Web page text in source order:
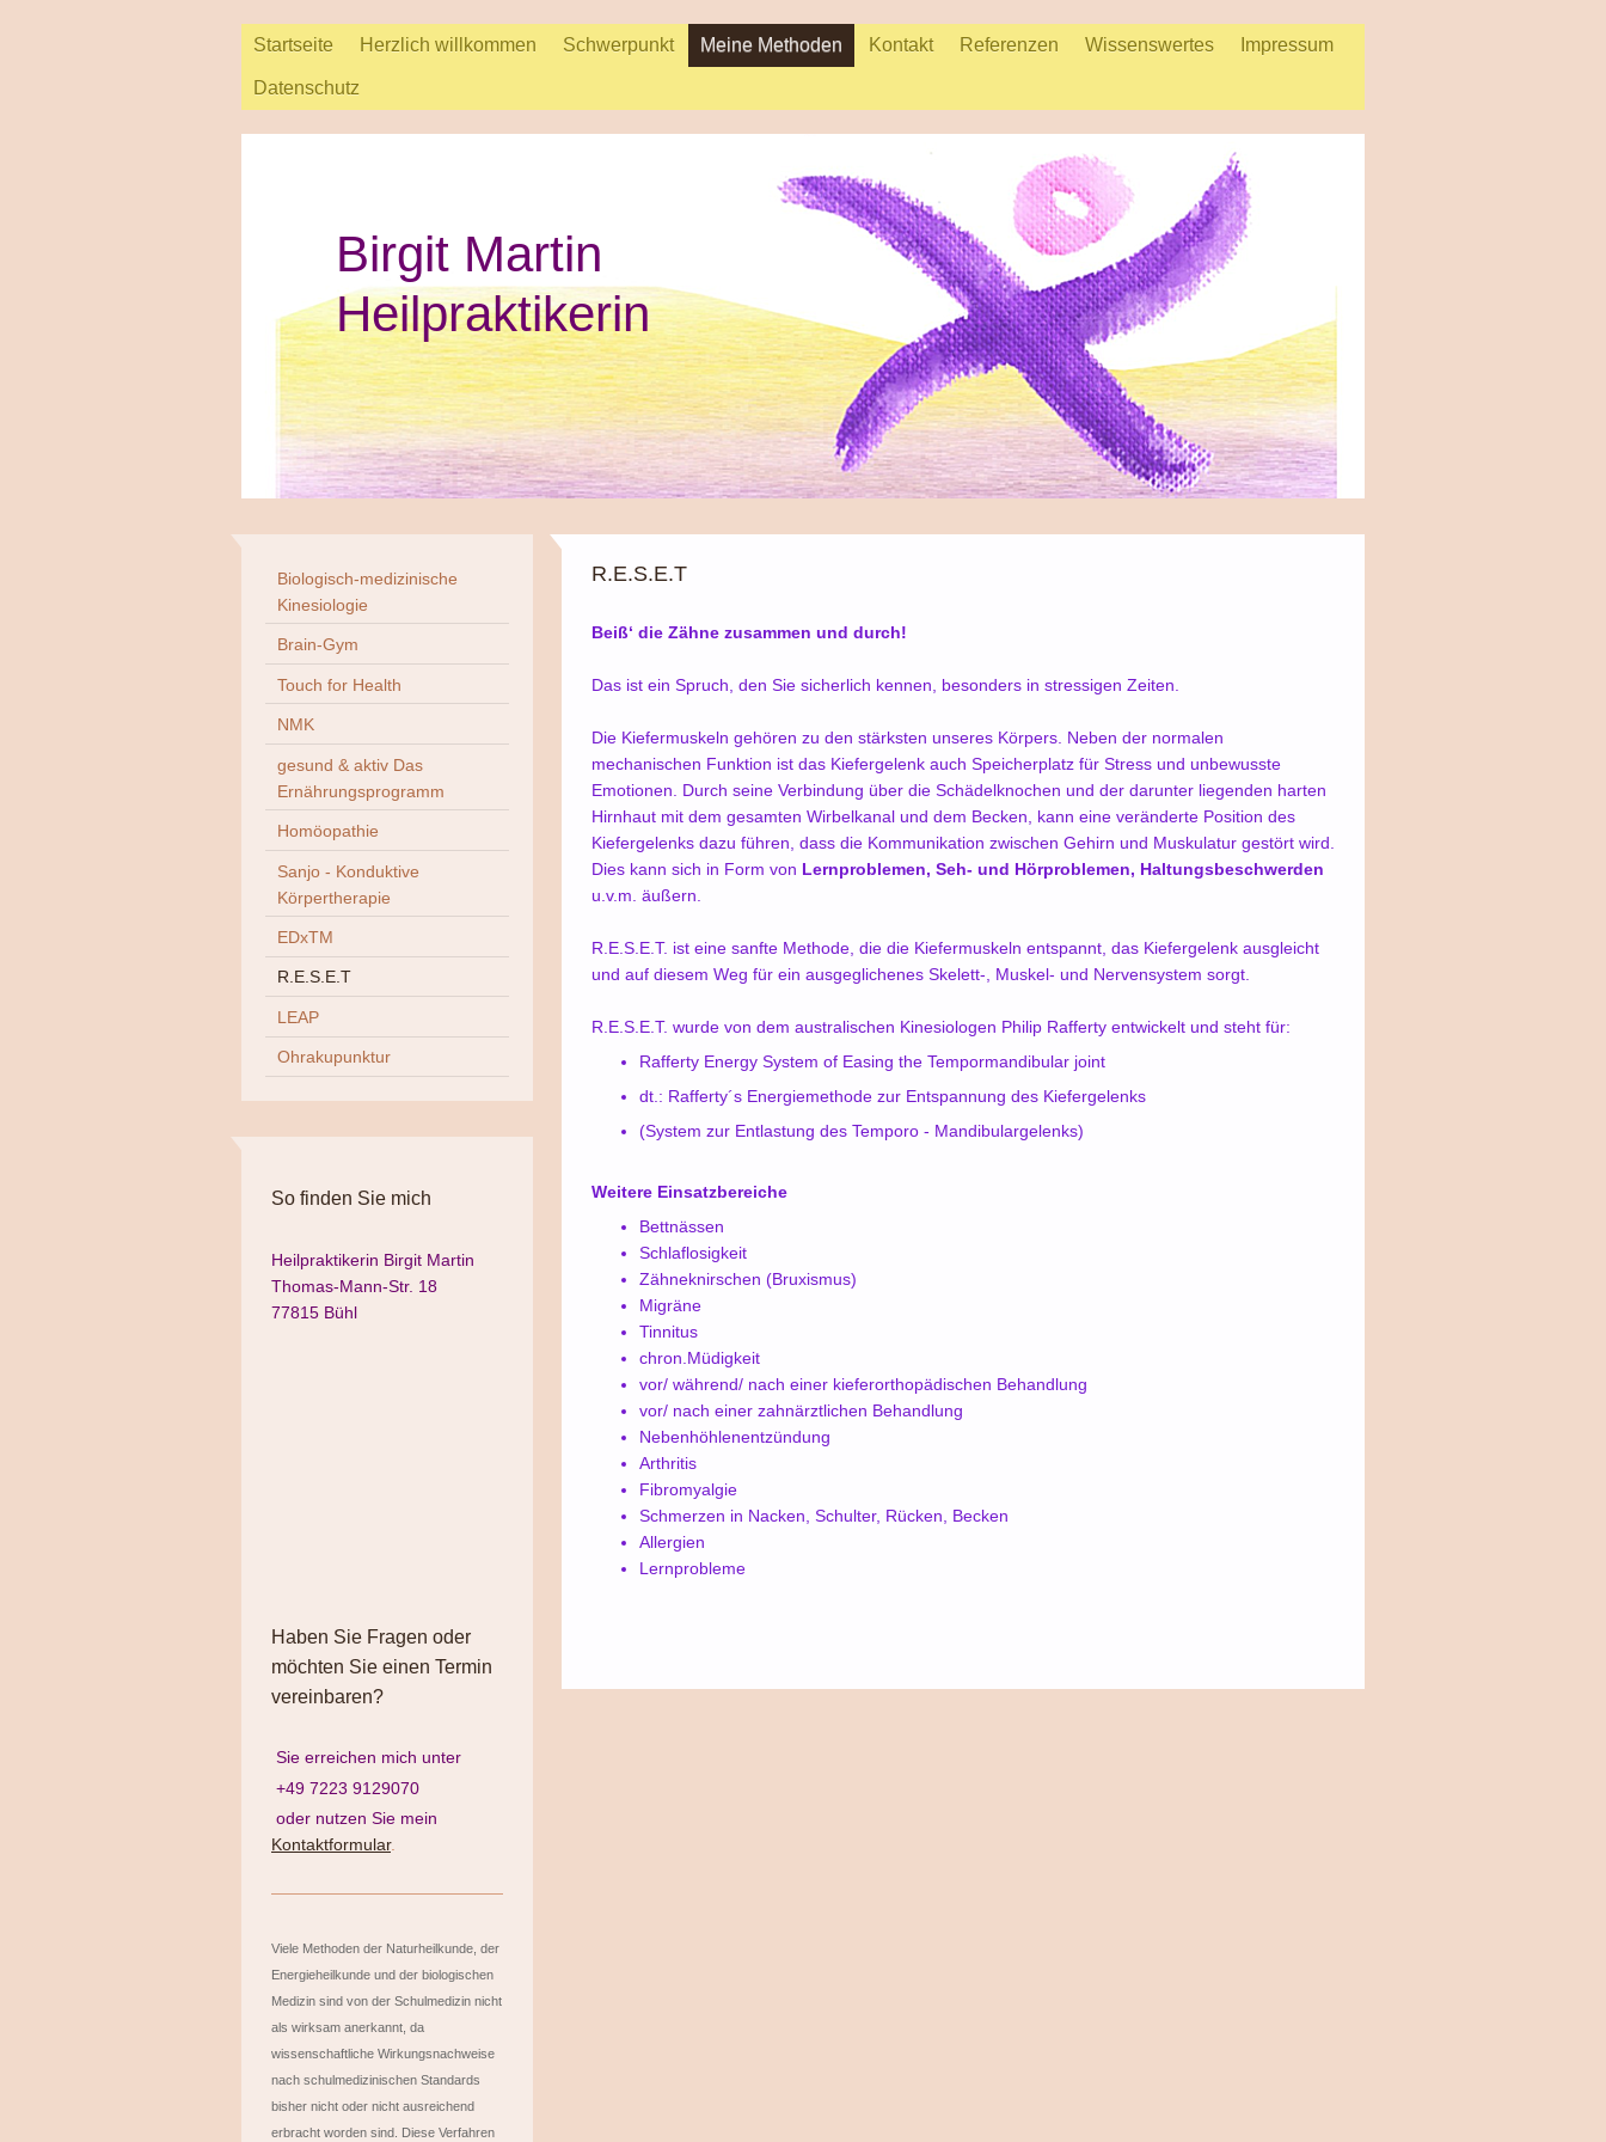
Startseite Herzlich willkommen Schwerpunkt Meine Methoden Kontakt Referenzen Wissenswertes Impressum
Datenschutz
Birgit Martin
Heilpraktikerin
R.E.S.E.T
Beiß‘ die Zähne zusammen und durch!
Das ist ein Spruch, den Sie sicherlich kennen, besonders in stressigen Zeiten.
Die Kiefermuskeln gehören zu den stärksten unseres Körpers. Neben der normalen
mechanischen Funktion ist das Kiefergelenk auch Speicherplatz für Stress und unbewusste
Emotionen. Durch seine Verbindung über die Schädelknochen und der darunter liegenden harten
Hirnhaut mit dem gesamten Wirbelkanal und dem Becken, kann eine veränderte Position des
Kiefergelenks dazu führen, dass die Kommunikation zwischen Gehirn und Muskulatur gestört wird.
Dies kann sich in Form von Lernproblemen, Seh- und Hörproblemen, Haltungsbeschwerden
u.v.m. äußern.
R.E.S.E.T. ist eine sanfte Methode, die die Kiefermuskeln entspannt, das Kiefergelenk ausgleicht
und auf diesem Weg für ein ausgeglichenes Skelett-, Muskel- und Nervensystem sorgt.
R.E.S.E.T. wurde von dem australischen Kinesiologen Philip Rafferty entwickelt und steht für:
Rafferty Energy System of Easing the Tempormandibular joint
dt.: Rafferty´s Energiemethode zur Entspannung des Kiefergelenks
(System zur Entlastung des Temporo - Mandibulargelenks)
Weitere Einsatzbereiche
Bettnässen
Schlaflosigkeit
Zähneknirschen (Bruxismus)
Migräne
Tinnitus
chron.Müdigkeit
vor/ während/ nach einer kieferorthopädischen Behandlung
vor/ nach einer zahnärztlichen Behandlung
Nebenhöhlenentzündung
Arthritis
Fibromyalgie
Schmerzen in Nacken, Schulter, Rücken, Becken
Allergien
Lernprobleme
Biologisch-medizinische
Kinesiologie
Brain-Gym
Touch for Health
NMK
gesund & aktiv Das
Ernährungsprogramm
Homöopathie
Sanjo - Konduktive
Körpertherapie
EDxTM
R.E.S.E.T
LEAP
Ohrakupunktur
So finden Sie mich
Heilpraktikerin Birgit Martin
Thomas-Mann-Str. 18
77815 Bühl
Haben Sie Fragen oder
möchten Sie einen Termin
vereinbaren?
Sie erreichen mich unter
+49 7223 9129070
oder nutzen Sie mein
Kontaktformular.
Viele Methoden der Naturheilkunde, der
Energieheilkunde und der biologischen
Medizin sind von der Schulmedizin nicht
als wirksam anerkannt, da
wissenschaftliche Wirkungsnachweise
nach schulmedizinischen Standards
bisher nicht oder nicht ausreichend
erbracht worden sind. Diese Verfahren